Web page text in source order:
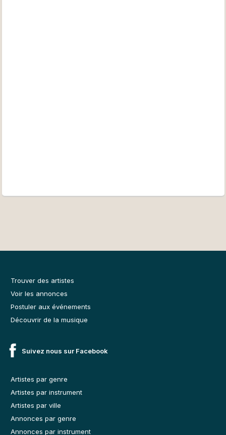
Trouver des artistes
Voir les annonces
Postuler aux événements
Découvrir de la musique
Suivez nous sur Facebook
Artistes par genre
Artistes par instrument
Artistes par ville
Annonces par genre
Annonces par instrument